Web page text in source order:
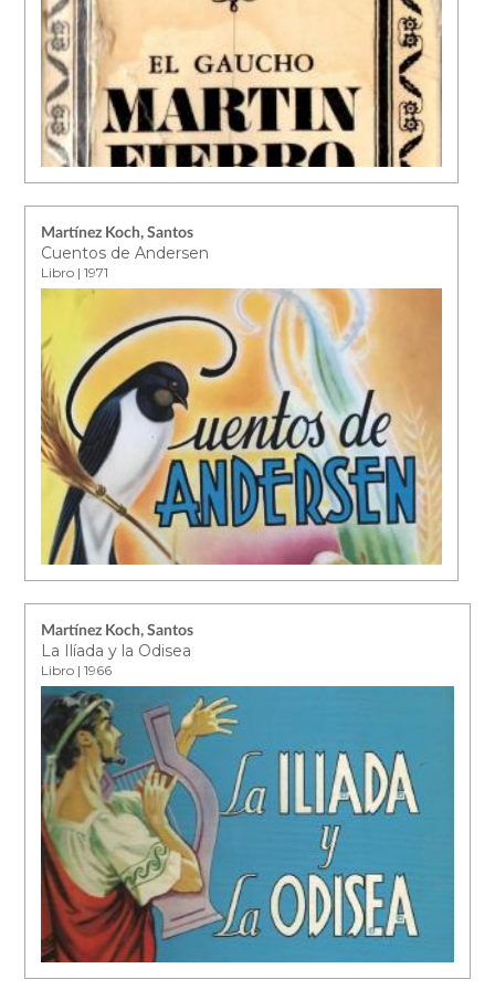
Martínez Koch, Santos
Cuentos de Andersen
Libro | 1971
Martínez Koch, Santos
La Ilíada y la Odisea
Libro | 1966